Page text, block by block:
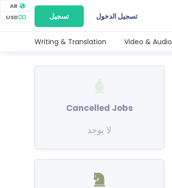
AR
USD
تسجيل الدخول تسجيل
Video & Audio
Writing & Translation
Cancelled Jobs
لا يوجد